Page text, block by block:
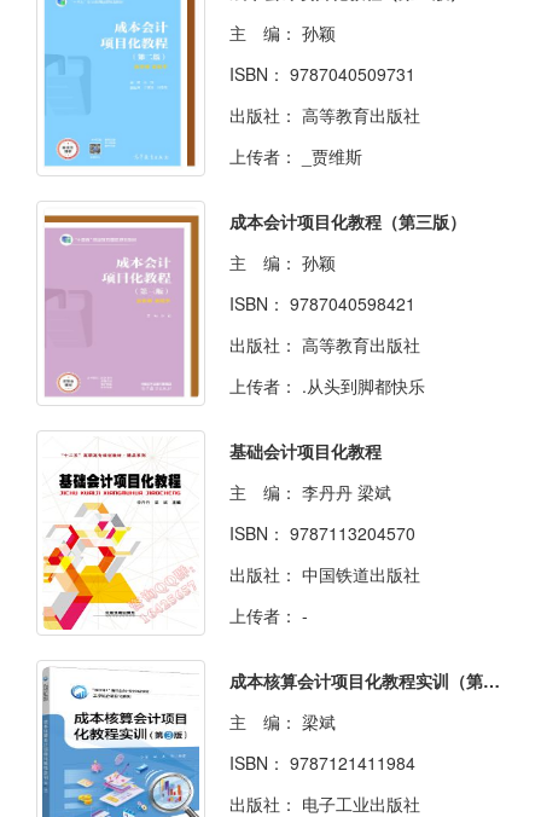
主 编： 孙颖
ISBN： 9787040509731
出版社： 高等教育出版社
上传者：
_贾维斯
成本会计项目化教程（第三版）
主 编： 孙颖
ISBN： 9787040598421
出版社： 高等教育出版社
上传者： .从头到脚都快乐
基础会计项目化教程
主 编： 李丹丹 梁斌
ISBN： 9787113204570
出版社： 中国铁道出版社
上传者： -
成本核算会计项目化教程实训（第3版）
主 编： 梁斌
ISBN： 9787121411984
出版社： 电子工业出版社